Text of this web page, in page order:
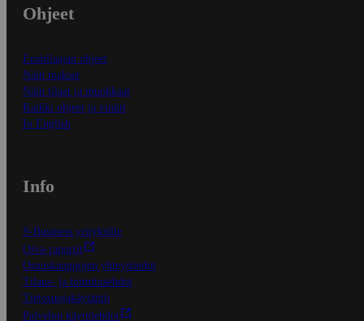
Ohjeet
Ensitilaajan ohjeet
Näin maksat
Näin tilaat ja muokkaat
Kaikki ohjeet ja vinkit
In English
Info
S-Business yrityksille
Oiva-raportit
Osuuskauppojen yhteystiedot
Tilaus- ja toimitusehdot
Tietosuojakäytäntö
Palvelun käyttöehdot